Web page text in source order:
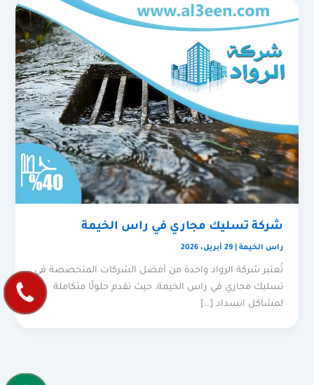
شركة تسليك مجاري في راس الخيمة
راس الخيمة |29 أبريل، 2026
تُعتبر شركة الرواد واحدة من أفضل الشركات المتخصصة في
تسليك مجاري في راس الخيمة، حيث تقدم حلولًا متكاملة
لمشاكل انسداد […]